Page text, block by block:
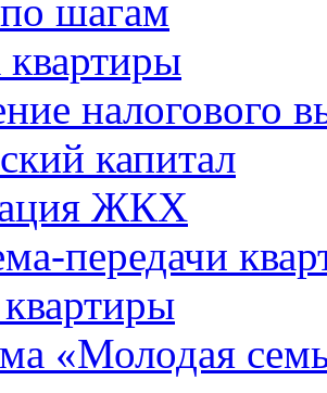
шагам
налогового
капитал
ЖКХ
передачи
«Молодая